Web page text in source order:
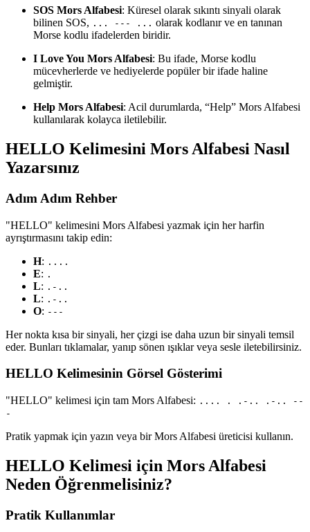
SOS Mors Alfabesi: Küresel olarak sıkıntı sinyali olarak
bilinen SOS, ... --- ... olarak kodlanır ve en tanınan
Morse kodlu ifadelerden biridir.
I Love You Mors Alfabesi: Bu ifade, Morse kodlu
mücevherlerde ve hediyelerde popüler bir ifade haline
gelmiştir.
Help Mors Alfabesi: Acil durumlarda, “Help” Mors Alfabesi
kullanılarak kolayca iletilebilir.
HELLO Kelimesini Mors Alfabesi Nasıl
Yazarsınız
Adım Adım Rehber
"HELLO" kelimesini Mors Alfabesi yazmak için her harfin
ayrıştırmasını takip edin:
H: ....
E: .
L: .-..
L: .-..
O: ---
Her nokta kısa bir sinyali, her çizgi ise daha uzun bir sinyali temsil
eder. Bunları tıklamalar, yanıp sönen ışıklar veya sesle iletebilirsiniz.
HELLO Kelimesinin Görsel Gösterimi
"HELLO" kelimesi için tam Mors Alfabesi: .... . .-.. .-.. --
-
Pratik yapmak için yazın veya bir Mors Alfabesi üreticisi kullanın.
HELLO Kelimesi için Mors Alfabesi
Neden Öğrenmelisiniz?
Pratik Kullanımlar